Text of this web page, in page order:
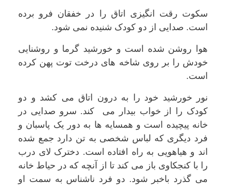
سکوت رقت انگیزی اتاق را در خفقان فرو برده
است. صدایی از دو کودک شنیده نمی شود.
هوا روشن شده است و خورشید گرما و روشنایی
خودش را بر روی شاخه های درخت توت پهن کرده
است.
نور خورشید خود را به درون اتاق می کشد و دو
کودک را از خواب بیدار می کند. سرو صدایی در
خانه پیچیده است و همسایه ها به دور یک پاسبان و
فرد دیگری که لباس شخصی به تن دارد جمع شده
اند و هیاهویی به راه افتاده است. دخترک لای درب
را با کنجکاوی باز می کند تا از آنچه که در حیاط خانه
می گذرد باخبر شود. دو فرد ناشناس به سمت او